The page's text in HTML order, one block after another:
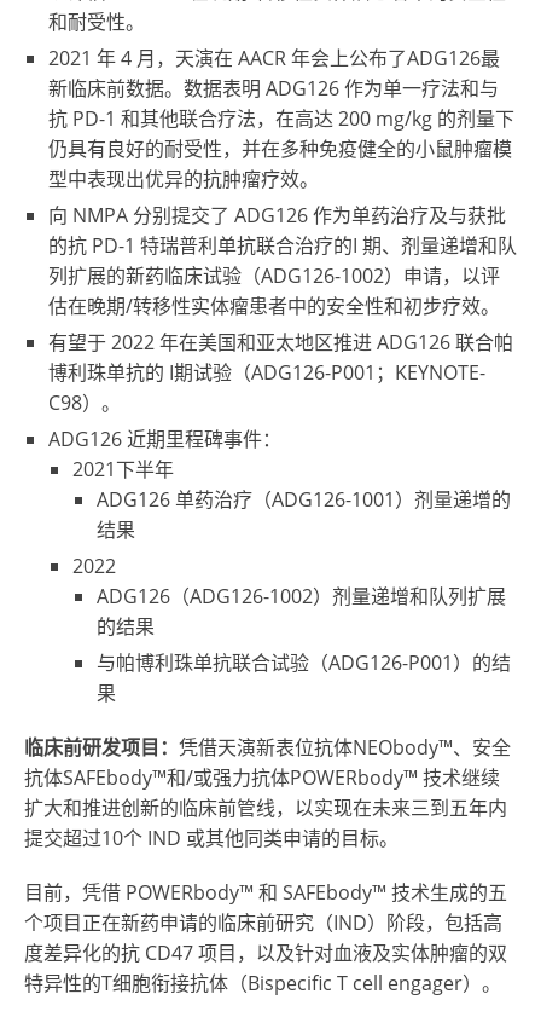
和耐受性。
2021 年 4 月，天演在 AACR 年会上公布了ADG126最
新临床前数据。数据表明 ADG126 作为单一疗法和与
抗 PD-1 和其他联合疗法，在高达 200 mg/kg 的剂量下
仍具有良好的耐受性，并在多种免疫健全的小鼠肿瘤模
型中表现出优异的抗肿瘤疗效。
向 NMPA 分别提交了 ADG126 作为单药治疗及与获批
的抗 PD-1 特瑞普利单抗联合治疗的I 期、剂量递增和队
列扩展的新药临床试验（ADG126-1002）申请，以评
估在晚期/转移性实体瘤患者中的安全性和初步疗效。
有望于 2022 年在美国和亚太地区推进 ADG126 联合帕
博利珠单抗的 I期试验（ADG126-P001；KEYNOTE-
C98）。
ADG126 近期里程碑事件：
2021下半年
ADG126 单药治疗（ADG126-1001）剂量递增的
结果
2022
ADG126（ADG126-1002）剂量递增和队列扩展
的结果
与帕博利珠单抗联合试验（ADG126-P001）的结
果
临床前研发项目： 凭借天演新表位抗体NEObody™、安全
抗体SAFEbody™和/或强力抗体POWERbody™ 技术继续
扩大和推进创新的临床前管线，以实现在未来三到五年内
提交超过10个 IND 或其他同类申请的目标。
目前，凭借 POWERbody™ 和 SAFEbody™ 技术生成的五
个项目正在新药申请的临床前研究（IND）阶段，包括高
度差异化的抗 CD47 项目，以及针对血液及实体肿瘤的双
特异性的T细胞衔接抗体（Bispecific T cell engager）。